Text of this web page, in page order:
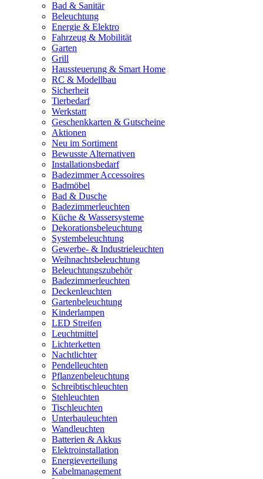
Bad & Sanitär
Beleuchtung
Energie & Elektro
Fahrzeug & Mobilität
Garten
Grill
Haussteuerung & Smart Home
RC & Modellbau
Sicherheit
Tierbedarf
Werkstatt
Geschenkkarten & Gutscheine
Aktionen
Neu im Sortiment
Bewusste Alternativen
Installationsbedarf
Badezimmer Accessoires
Badmöbel
Bad & Dusche
Badezimmerleuchten
Küche & Wassersysteme
Dekorationsbeleuchtung
Systembeleuchtung
Gewerbe- & Industrieleuchten
Weihnachtsbeleuchtung
Beleuchtungszubehör
Badezimmerleuchten
Deckenleuchten
Gartenbeleuchtung
Kinderlampen
LED Streifen
Leuchtmittel
Lichterketten
Nachtlichter
Pendelleuchten
Pflanzenbeleuchtung
Schreibtischleuchten
Stehleuchten
Tischleuchten
Unterbauleuchten
Wandleuchten
Batterien & Akkus
Elektroinstallation
Energieverteilung
Kabelmanagement